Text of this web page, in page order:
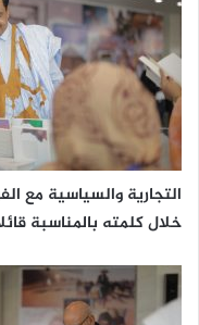
التجارية والسياسية مع
خلال كلمته بالمناسبة